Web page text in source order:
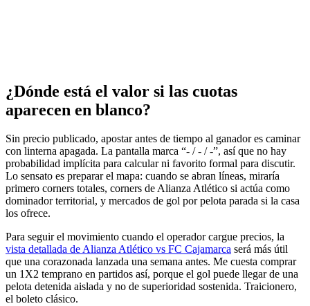
¿Dónde está el valor si las cuotas
aparecen en blanco?
Sin precio publicado, apostar antes de tiempo al ganador es caminar
con linterna apagada. La pantalla marca “- / - / -”, así que no hay
probabilidad implícita para calcular ni favorito formal para discutir.
Lo sensato es preparar el mapa: cuando se abran líneas, miraría
primero corners totales, corners de Alianza Atlético si actúa como
dominador territorial, y mercados de gol por pelota parada si la casa
los ofrece.
Para seguir el movimiento cuando el operador cargue precios, la
vista detallada de Alianza Atlético vs FC Cajamarca será más útil
que una corazonada lanzada una semana antes. Me cuesta comprar
un 1X2 temprano en partidos así, porque el gol puede llegar de una
pelota detenida aislada y no de superioridad sostenida. Traicionero,
el boleto clásico.